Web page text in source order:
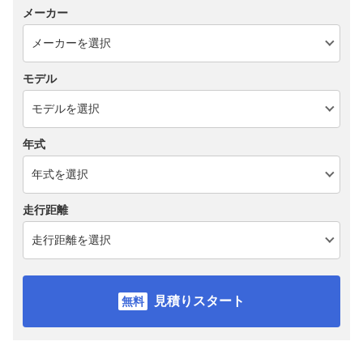
メーカー
モデル
年式
走行距離
見積りスタート